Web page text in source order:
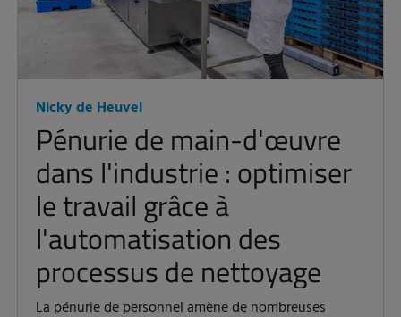
Nicky de Heuvel
Pénurie de main-d'œuvre
dans l'industrie : optimiser
le travail grâce à
l'automatisation des
processus de nettoyage
La pénurie de personnel amène de nombreuses